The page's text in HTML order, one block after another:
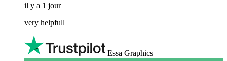
il y a 1 jour
very helpfull
Essa Graphics